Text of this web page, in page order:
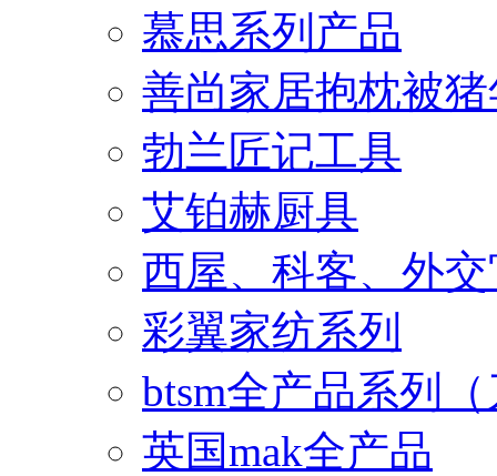
慕思系列产品
善尚家居抱枕被
勃兰匠记工具
艾铂赫厨具
西屋、科客、外
彩翼家纺系列
btsm全产品系列
英国mak全产品